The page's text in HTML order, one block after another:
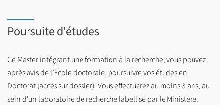
Poursuite d'études
Ce Master intégrant une formation à la recherche, vous pouvez,
après avis de l’École doctorale, poursuivre vos études en
Doctorat (accès sur dossier). Vous effectuerez au moins 3 ans, au
sein d'un laboratoire de recherche labellisé par le Ministère.